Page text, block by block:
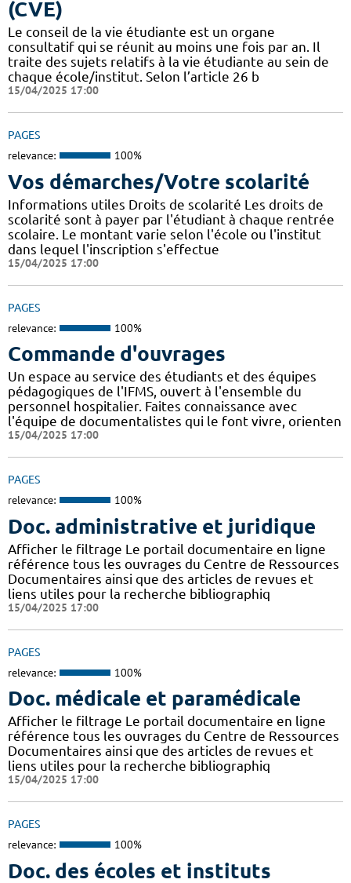
(CVE)
Le conseil de la vie étudiante est un organe
consultatif qui se réunit au moins une fois par an. Il
traite des sujets relatifs à la vie étudiante au sein de
chaque école/institut. Selon l’article 26 b
15/04/2025 17:00
PAGES
relevance: 100%
Vos démarches/Votre scolarité
Informations utiles Droits de scolarité Les droits de
scolarité sont à payer par l'étudiant à chaque rentrée
scolaire. Le montant varie selon l'école ou l'institut
dans lequel l'inscription s'effectue
15/04/2025 17:00
PAGES
relevance: 100%
Commande d'ouvrages
Un espace au service des étudiants et des équipes
pédagogiques de l'IFMS, ouvert à l'ensemble du
personnel hospitalier. Faites connaissance avec
l'équipe de documentalistes qui le font vivre, orienten
15/04/2025 17:00
PAGES
relevance: 100%
Doc. administrative et juridique
Afficher le filtrage Le portail documentaire en ligne
référence tous les ouvrages du Centre de Ressources
Documentaires ainsi que des articles de revues et
liens utiles pour la recherche bibliographiq
15/04/2025 17:00
PAGES
relevance: 100%
Doc. médicale et paramédicale
Afficher le filtrage Le portail documentaire en ligne
référence tous les ouvrages du Centre de Ressources
Documentaires ainsi que des articles de revues et
liens utiles pour la recherche bibliographiq
15/04/2025 17:00
PAGES
relevance: 100%
Doc. des écoles et instituts